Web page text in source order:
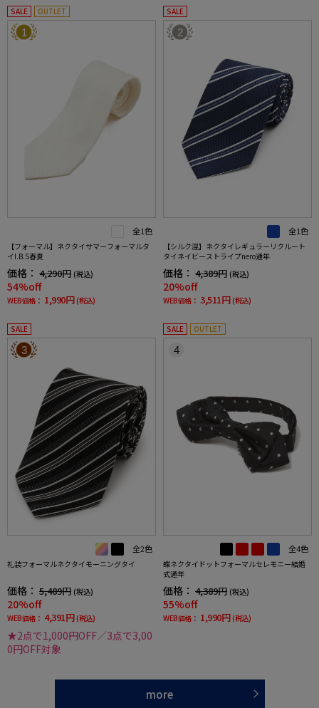
SALE OUTLET
1
全1色
【フォーマル】ネクタイサマーフォーマルタ
イI.B.S春夏
価格： 4,290円 (税込)
54%off
WEB価格： 1,990円 (税込)
SALE
2
全1色
【シルク混】ネクタイレギュラーリクルート
タイネイビーストライプnero通年
価格： 4,389円 (税込)
20%off
WEB価格： 3,511円 (税込)
SALE
3
全2色
礼装フォーマルネクタイモーニングタイ
価格： 5,489円 (税込)
20%off
WEB価格： 4,391円 (税込)
★2点で1,000円OFF／3点で3,00
0円OFF対象
SALE OUTLET
4
全4色
蝶ネクタイドットフォーマルセレモニー結婚
式通年
価格： 4,389円 (税込)
55%off
WEB価格： 1,990円 (税込)
more